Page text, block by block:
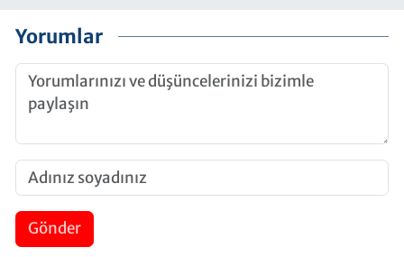
Yorumlar
Gönder